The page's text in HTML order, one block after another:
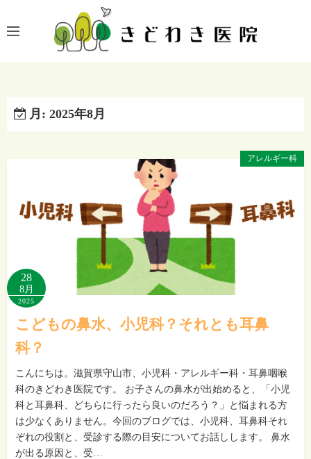
ン
月: 2025年8月
アレルギー科
28
8月
2025
こどもの鼻水、小児科？それとも耳鼻
科？
こんにちは。滋賀県守山市、小児科・アレルギー科・耳鼻咽喉
科のきどわき医院です。 お子さんの鼻水が出始めると、「小児
科と耳鼻科、どちらに行ったら良いのだろう？」と悩まれる方
は少なくありません。今回のブログでは、小児科、耳鼻科それ
ぞれの役割と、受診する際の目安についてお話しします。 鼻水
が出る原因と、受…